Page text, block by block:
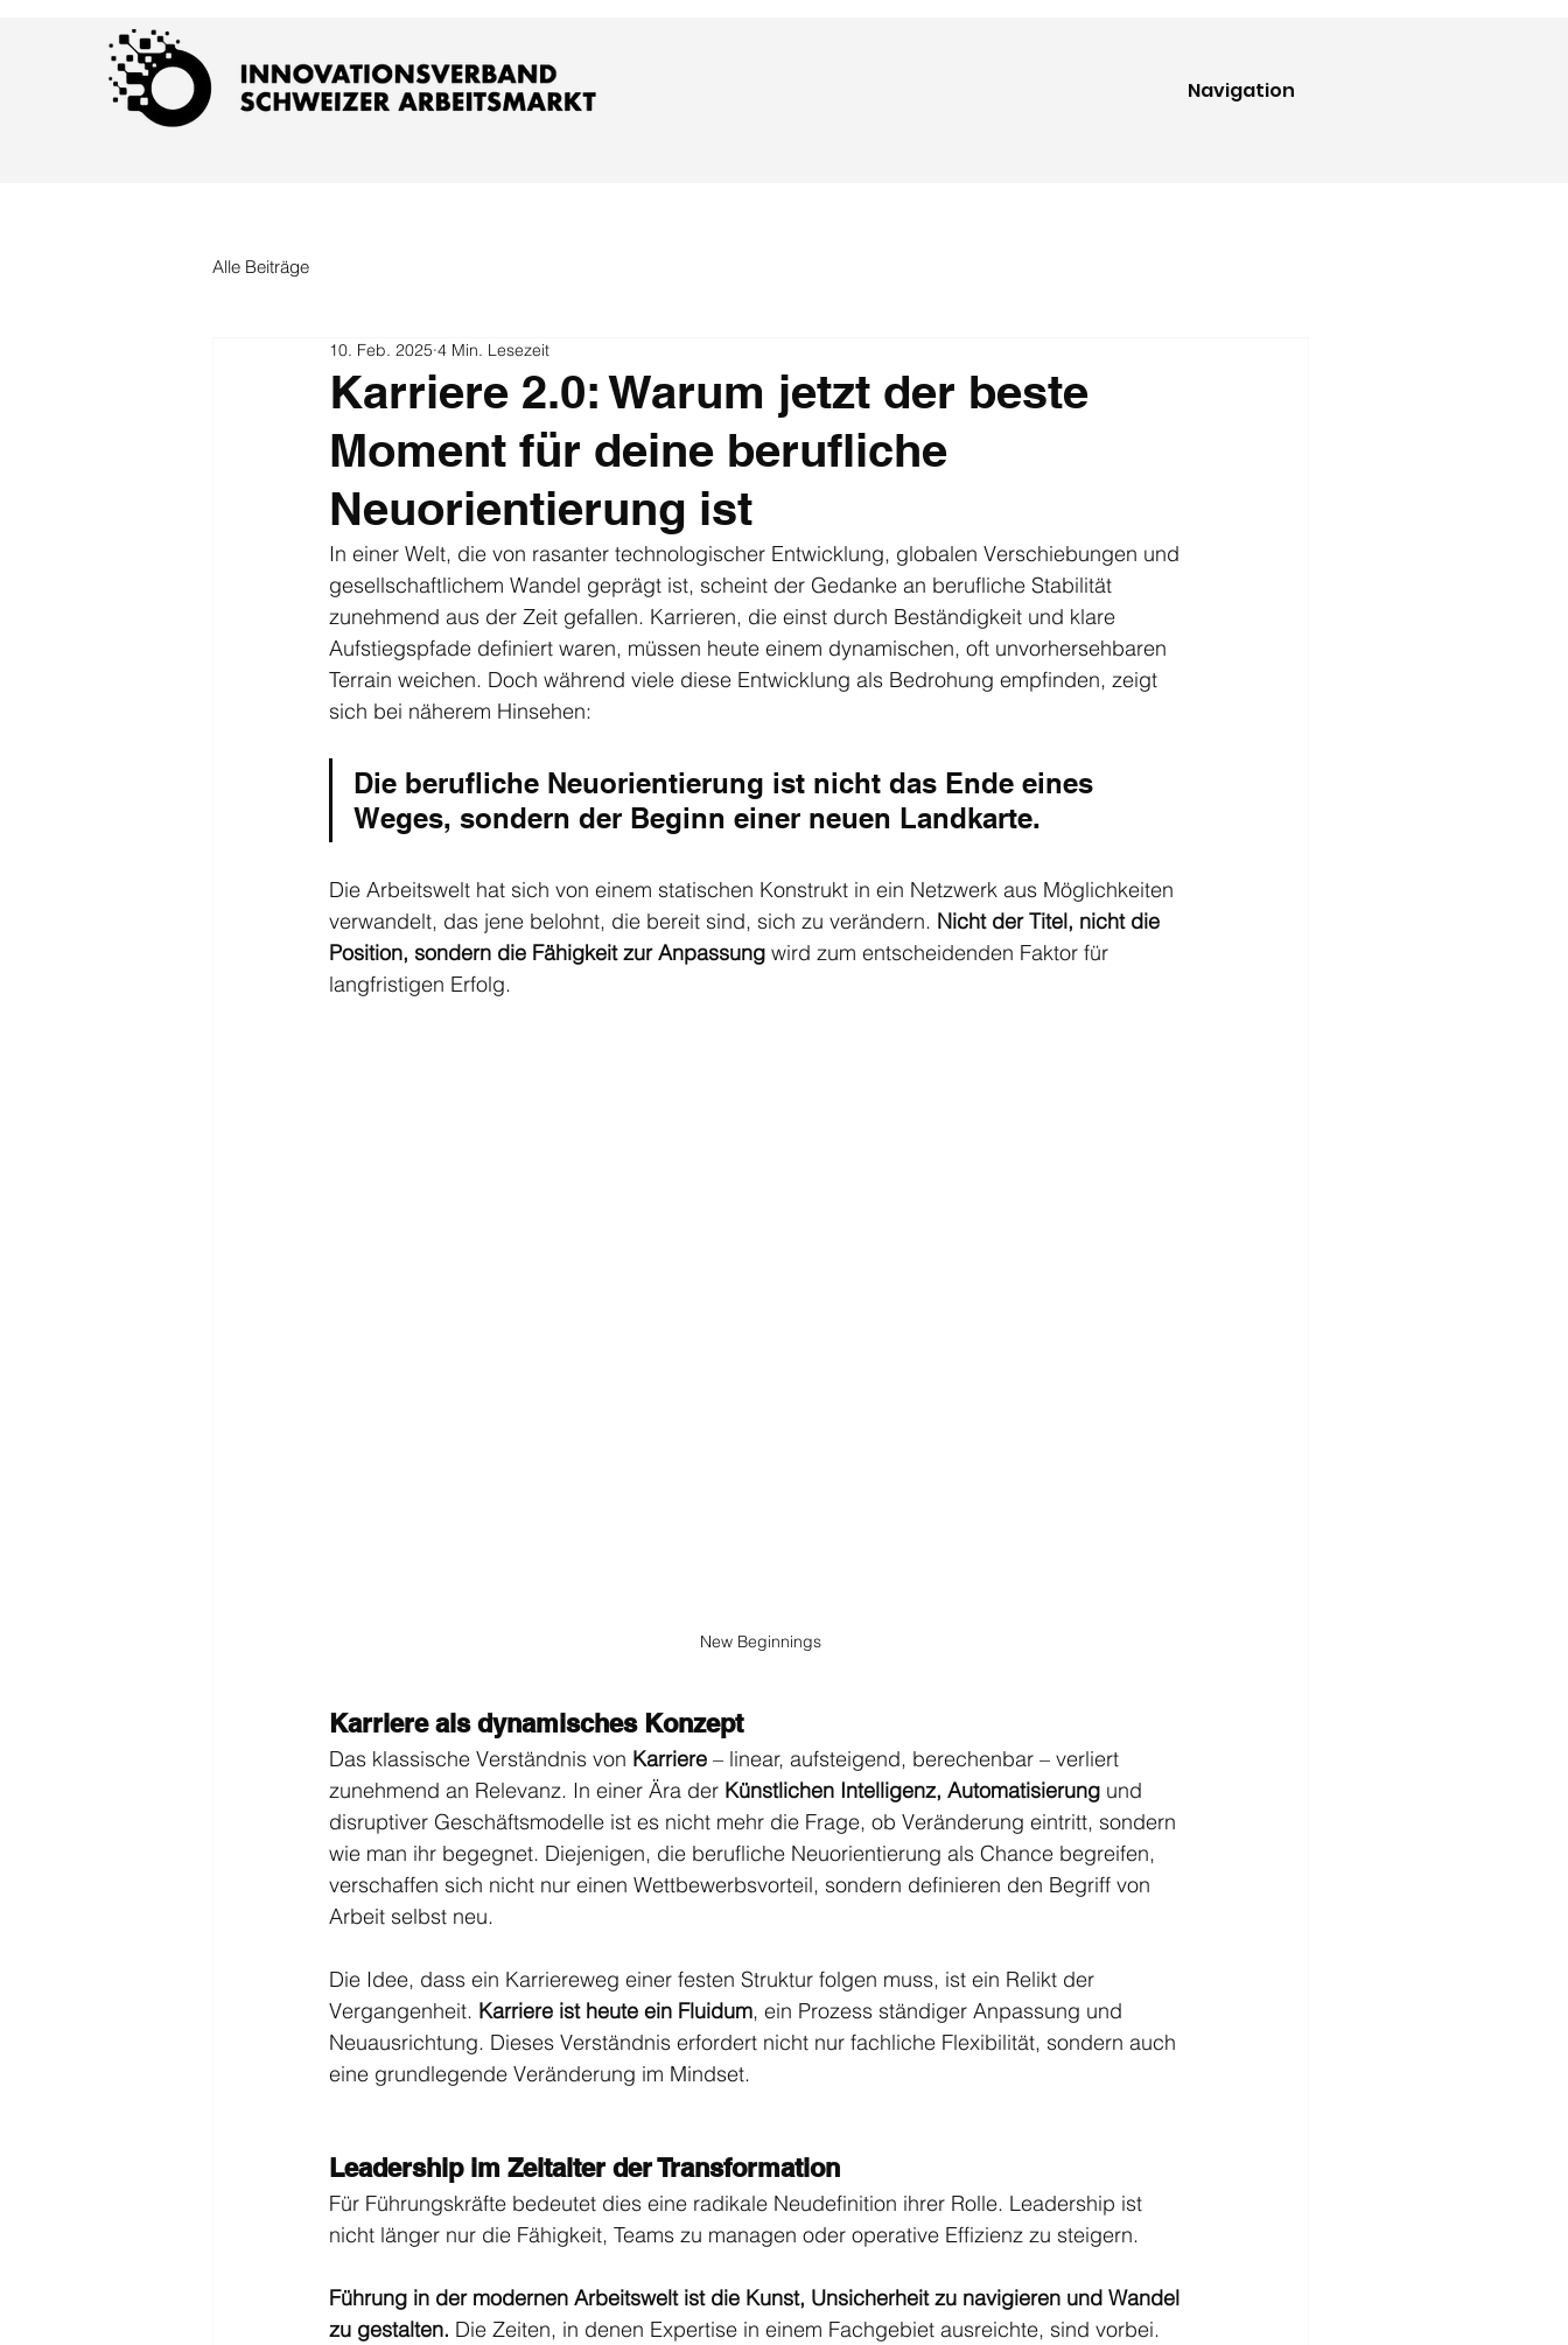
Navigation
Alle Beiträge
Karriere 2.0: Warum jetzt der beste
Moment für deine berufliche
Neuorientierung ist
10. Feb. 2025 4 Min. Lesezeit
In einer Welt, die von rasanter technologischer Entwicklung, globalen Verschiebungen und
gesellschaftlichem Wandel geprägt ist, scheint der Gedanke an berufliche Stabilität
zunehmend aus der Zeit gefallen. Karrieren, die einst durch Beständigkeit und klare
Aufstiegspfade definiert waren, müssen heute einem dynamischen, oft unvorhersehbaren
Terrain weichen. Doch während viele diese Entwicklung als Bedrohung empfinden, zeigt
sich bei näherem Hinsehen:
Die berufliche Neuorientierung ist nicht das Ende eines
Weges, sondern der Beginn einer neuen Landkarte.
Die Arbeitswelt hat sich von einem statischen Konstrukt in ein Netzwerk aus Möglichkeiten
verwandelt, das jene belohnt, die bereit sind, sich zu verändern. Nicht der Titel, nicht die
Position, sondern die Fähigkeit zur Anpassung wird zum entscheidenden Faktor für
langfristigen Erfolg.
New Beginnings
Karriere als dynamisches Konzept
Das klassische Verständnis von Karriere – linear, aufsteigend, berechenbar – verliert
zunehmend an Relevanz. In einer Ära der Künstlichen Intelligenz, Automatisierung und
disruptiver Geschäftsmodelle ist es nicht mehr die Frage, ob Veränderung eintritt, sondern
wie man ihr begegnet. Diejenigen, die berufliche Neuorientierung als Chance begreifen,
verschaffen sich nicht nur einen Wettbewerbsvorteil, sondern definieren den Begriff von
Arbeit selbst neu.
Die Idee, dass ein Karriereweg einer festen Struktur folgen muss, ist ein Relikt der
Vergangenheit. Karriere ist heute ein Fluidum, ein Prozess ständiger Anpassung und
Neuausrichtung. Dieses Verständnis erfordert nicht nur fachliche Flexibilität, sondern auch
eine grundlegende Veränderung im Mindset.
Leadership im Zeitalter der Transformation
Für Führungskräfte bedeutet dies eine radikale Neudefinition ihrer Rolle. Leadership ist
nicht länger nur die Fähigkeit, Teams zu managen oder operative Effizienz zu steigern.
Führung in der modernen Arbeitswelt ist die Kunst, Unsicherheit zu navigieren und Wandel
zu gestalten. Die Zeiten, in denen Expertise in einem Fachgebiet ausreichte, sind vorbei.